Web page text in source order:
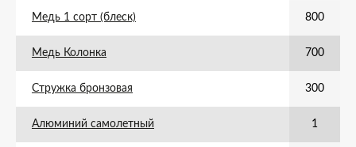
Медь 1 сорт (блеск) 800
Медь Колонка 700
Стружка бронзовая 300
Алюминий самолетный 1